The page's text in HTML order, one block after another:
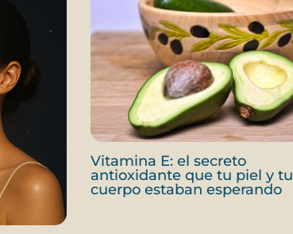
Vitamina E: el secreto
antioxidante que tu piel y tu
cuerpo estaban esperando